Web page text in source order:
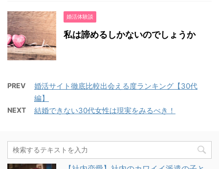
婚活体験談
私は諦めるしかないのでしょうか
PREV
婚活サイト徹底比較出会える度ランキング【30代
編】
NEXT 結婚できない30代女性は現実をみるべき！